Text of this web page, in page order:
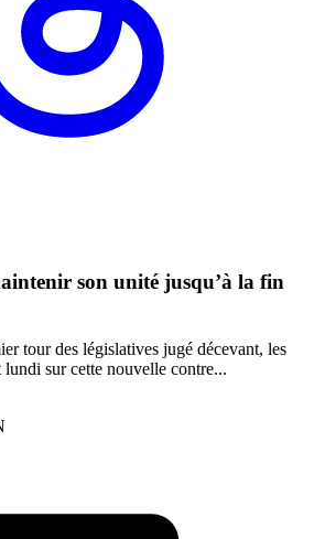
son unité jusqu’à la fin
tour des législatives jugé décevant, les
sur cette nouvelle contre...